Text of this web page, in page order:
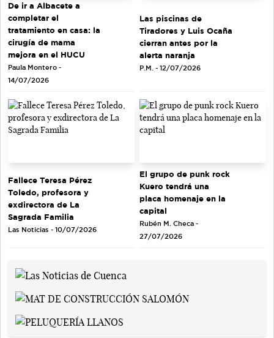
De ir a Albacete a
completar el
tratamiento en casa: la
cirugía de mama
mejora en el HUCU
Paula Montero -
14/07/2026
Las piscinas de
Tiradores y Luis Ocaña
cierran antes por la
alerta naranja
P.M. - 12/07/2026
Fallece Teresa Pérez
Toledo, profesora y
exdirectora de La
Sagrada Familia
Las Noticias - 10/07/2026
El grupo de punk rock
Kuero tendrá una
placa homenaje en la
capital
Rubén M. Checa -
27/07/2026